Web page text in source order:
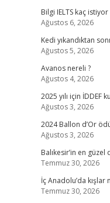
Bilgi IELTS kaç istiyor
Ağustos 6, 2026
Kedi yıkandıktan
Ağustos 5, 2026
Avanos nereli ?
Ağustos 4, 2026
2025 yılı için İDDEF
Ağustos 3, 2026
2024 Ballon d’Or
Ağustos 3, 2026
Balıkesir’in en
Temmuz 30, 2026
İç Anadolu’da kışlar
Temmuz 30, 2026